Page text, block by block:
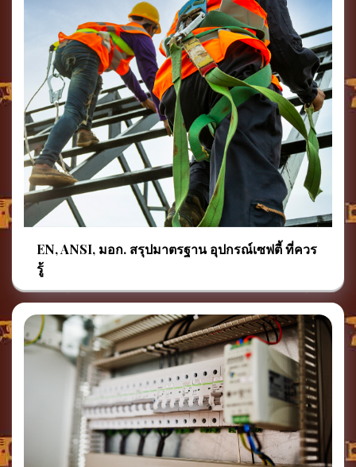
EN, ANSI, มอก. สรุปมาตรฐาน อุปกรณ์เซฟตี้ ที่ควร
รู้